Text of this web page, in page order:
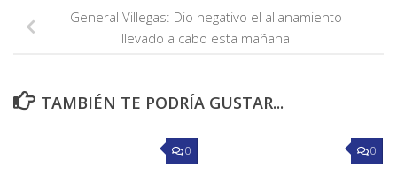
General Villegas: Dio negativo el allanamiento
llevado a cabo esta mañana
TAMBIÉN TE PODRÍA GUSTAR...
0 0